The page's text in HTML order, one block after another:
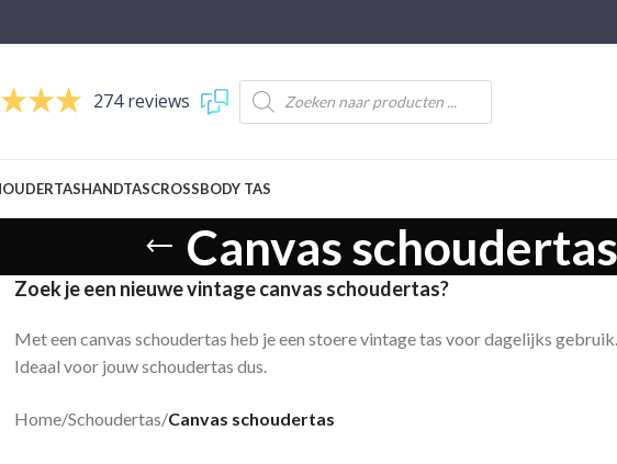
274 reviews
HANDTASCROSSBODY TAS
Canvas schoudertas
Zoek je een nieuwe vintage canvas schoudertas?
Met een canvas schoudertas heb je een stoere vintage tas voor dagelijks
Ideaal voor jouw schoudertas dus.
Home/Schoudertas/Canvas schoudertas